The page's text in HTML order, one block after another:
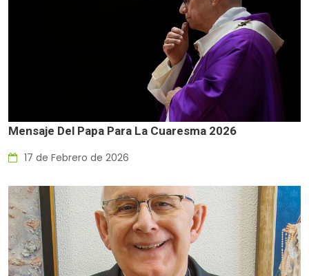
Mensaje Del Papa Para La Cuaresma 2026
17 de Febrero de 2026